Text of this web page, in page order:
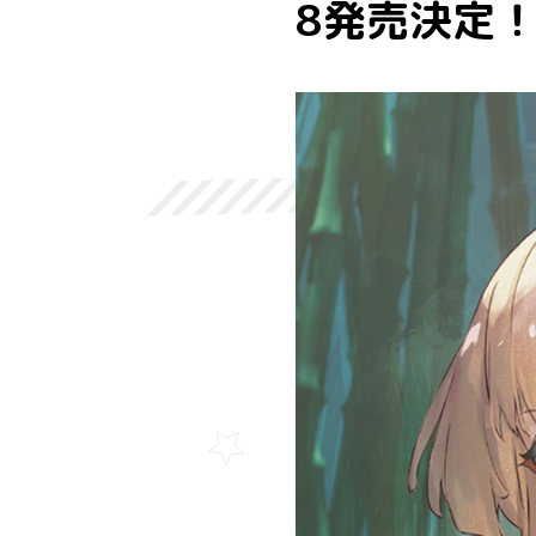
8発売決定